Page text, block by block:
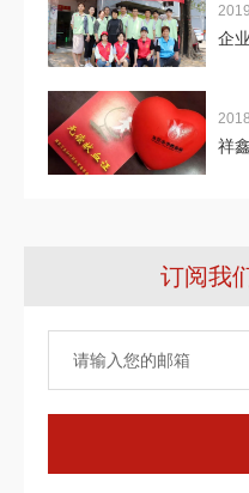
企
祥
订阅我